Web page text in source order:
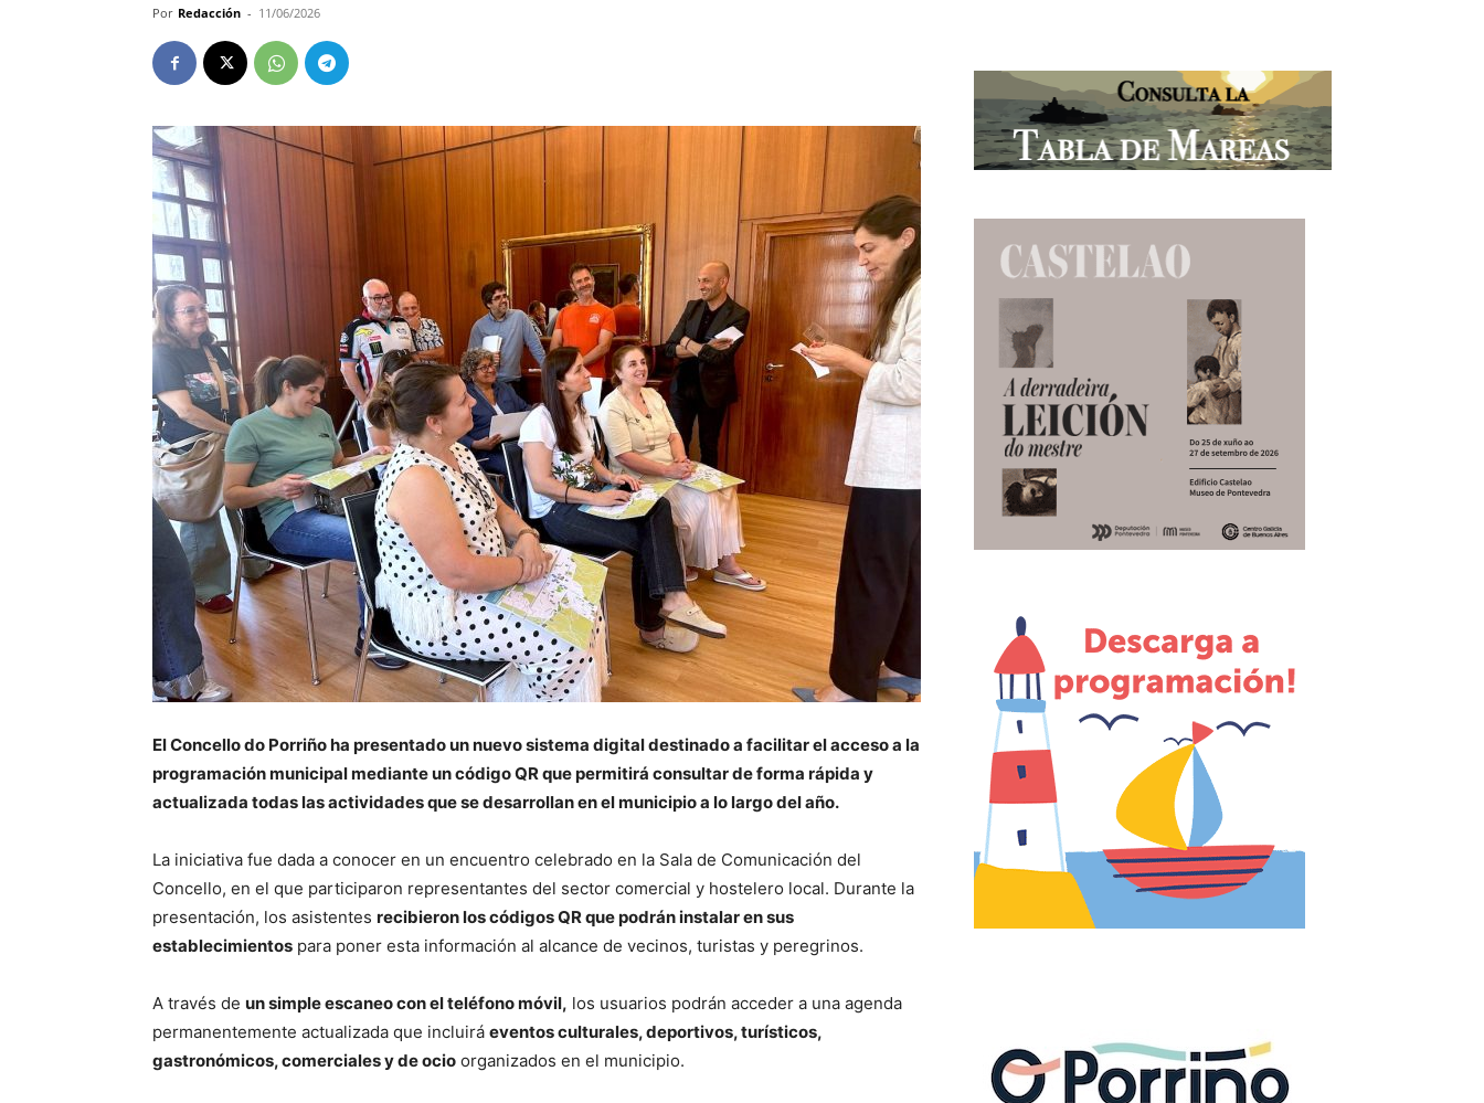
Por Redacción - 11/06/2026
El Concello do Porriño ha presentado un nuevo sistema digital destinado a facilitar el acceso a la
programación municipal mediante un código QR que permitirá consultar de forma rápida y
actualizada todas las actividades que se desarrollan en el municipio a lo largo del año.
La iniciativa fue dada a conocer en un encuentro celebrado en la Sala de Comunicación del
Concello, en el que participaron representantes del sector comercial y hostelero local. Durante la
presentación, los asistentes recibieron los códigos QR que podrán instalar en sus
establecimientos para poner esta información al alcance de vecinos, turistas y peregrinos.
A través de un simple escaneo con el teléfono móvil, los usuarios podrán acceder a una agenda
permanentemente actualizada que incluirá eventos culturales, deportivos, turísticos,
gastronómicos, comerciales y de ocio organizados en el municipio.